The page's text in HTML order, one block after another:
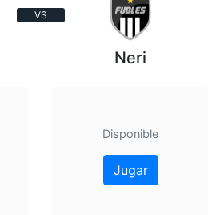
VS
Neri
Disponible
Jugar